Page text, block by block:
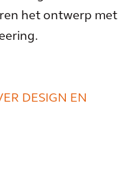
het ontwerp met
DESIGN EN